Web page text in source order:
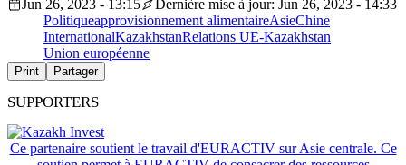
Jun 26, 2023 - 13:15
Dernière mise à jour: Jun 26, 2023 - 14:33
Politiqueapprovisionnement alimentaireAsieChine
InternationalKazakhstanRelations UE-Kazakhstan
Union européenne
Print Partager
SUPPORTERS
Ce partenaire soutient le travail d'EURACTIV sur Asie centrale. Ce